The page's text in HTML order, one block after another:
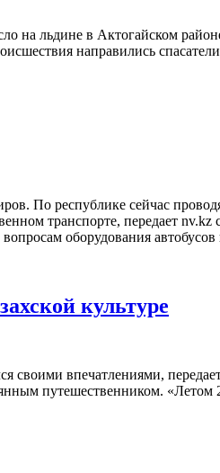
на льдине в Актогайском
направились
По республике сейчас
транспорте, передает nv.kz
оборудования
культуре
своими впечатлениями,
путешественником. «Летом